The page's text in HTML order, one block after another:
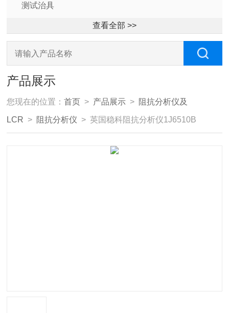
测试治具
查看全部 >>
产品展示
您现在的位置：首页 > 产品展示 > 阻抗分析仪及
LCR > 阻抗分析仪 > 英国稳科阻抗分析仪1J6510B